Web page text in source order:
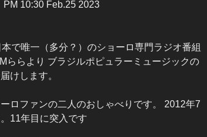
PM 10:30 Feb.25 2023
で唯一（多分？）のショーロ専門ラジオ番組
ららより ブラジルポピュラーミュージックの
けします。
ロファンの二人のおしゃべりです。 2012年7
11年目に突入です